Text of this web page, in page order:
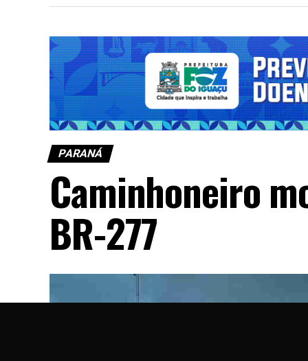
PARANÁ
Caminhoneiro
BR-277